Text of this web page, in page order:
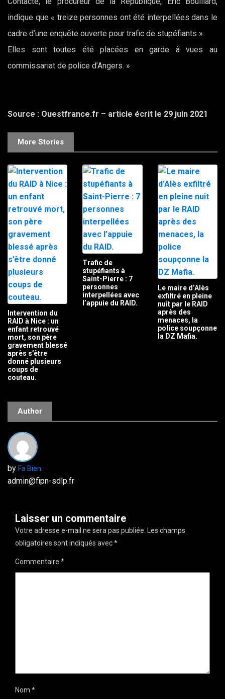
indique que « treize personnes ont été interpellées dans le
cadre d’une enquête ouverte pour trafic de stupéfiants ».
Elles sont toutes été placées en garde à vues au
commissariat de police d’Angers. »
Source : Ouestfrance.fr – article écrit le 29 juin 2021
More Stories
Intervention du
RAID à Nice : un
enfant retrouvé
mort, son père
gravement blessé
après s’être
donné plusieurs
coups de
couteau.
Trafic de
stupéfiants à
Saint-Pierre : 7
personnes
interpellées avec
l’appuie du RAID.
Le maire d’Alès
exfiltré en pleine
nuit par le RAID
après des
menaces, la
police soupçonne
la DZ Mafia.
Author
by Fa Bien
admin@fipn-sdlp.fr
Laisser un commentaire
Votre adresse e-mail ne sera pas publiée. Les champs
obligatoires sont indiqués avec*
Commentaire *
Nom *